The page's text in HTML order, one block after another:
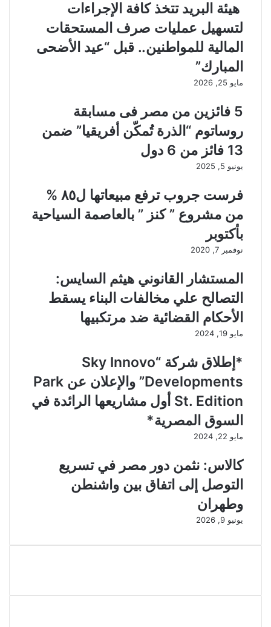
هيئة البريد تتخذ كافة الإجراءات
لتسهيل عمليات صرف المستحقات
المالية للمواطنين.. قبل “عيد الأضحى
المبارك”
مايو 25, 2026
5 فائزين من مصر فى مسابقة
روساتوم “الذرة تُمكّن أفريقيا” ضمن
13 فائز من 6 دول
يونيو 5, 2025
فرست جروب ترفع مبيعاتها ل٨٥ %
من مشروع ” كنز ” بالعاصمة السياحية
بأكتوبر
نوفمبر 7, 2020
المستشار القانوني هيثم السايس:
التصالح علي مخالفات البناء يسقط
الأحكام القضائية ضد مرتكبيها
مايو 19, 2024
*إطلاق شركة “Sky Innovo
Developments” والإعلان عن Park
St. Edition أول مشاريعها الرائدة في
السوق المصرية*
مايو 22, 2024
كالاس: نثمن دور مصر في تسريع
التوصل إلى اتفاق بين واشنطن
وطهران
يونيو 9, 2026